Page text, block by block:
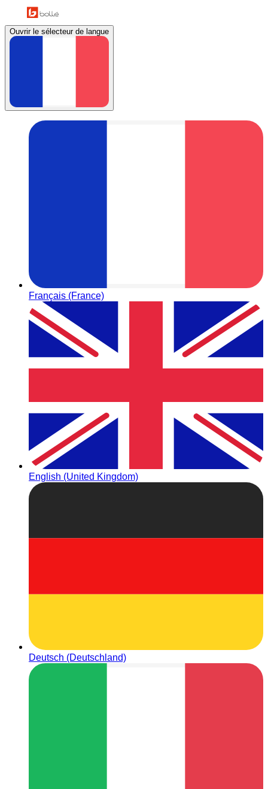
Ouvrir le sélecteur de langue
Français (France)
English (United Kingdom)
Deutsch (Deutschland)